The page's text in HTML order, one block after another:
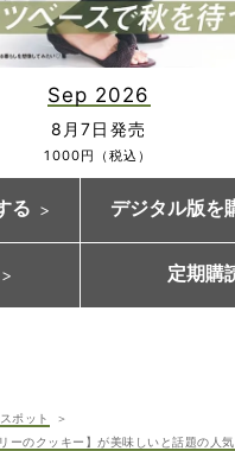
Sep 2026
8月7日発売
1000円（税込）
る デジタル版を
定期購
ポット
ーのクッキー】が美味しいと話題の人